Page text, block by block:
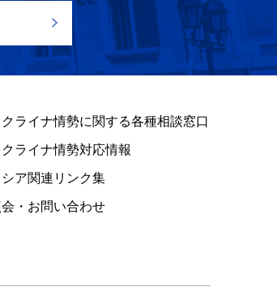
クライナ情勢に関する各種相談窓口
クライナ情勢対応情報
シア関連リンク集
会・お問い合わせ